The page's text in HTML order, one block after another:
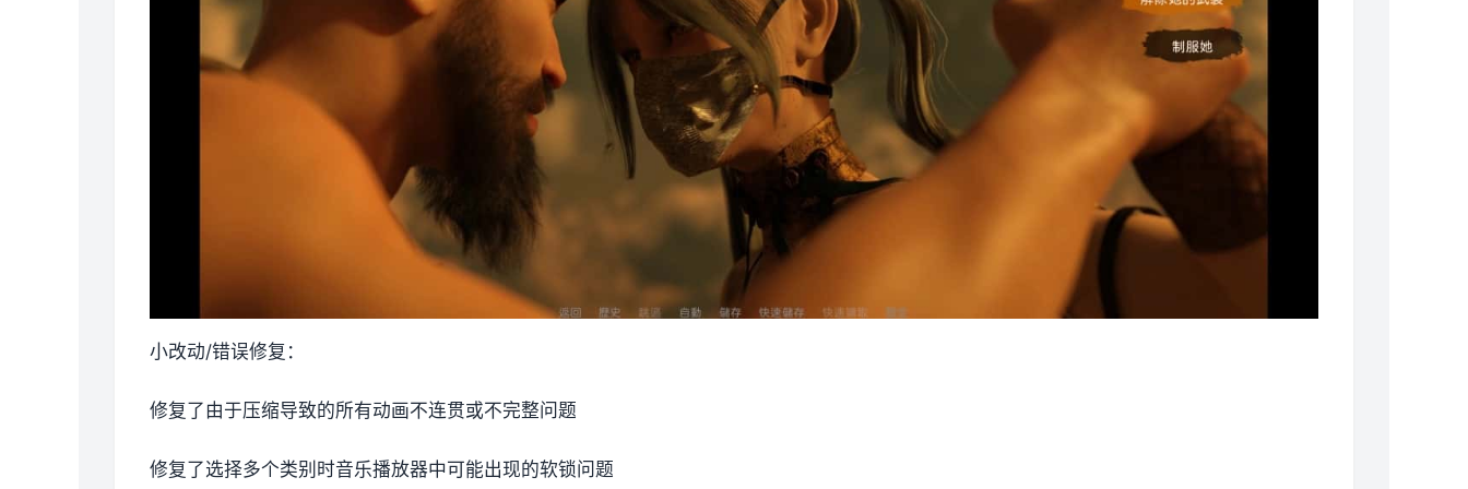
小改动/错误修复：
修复了由于压缩导致的所有动画不连贯或不完整问题
修复了选择多个类别时音乐播放器中可能出现的软锁问题